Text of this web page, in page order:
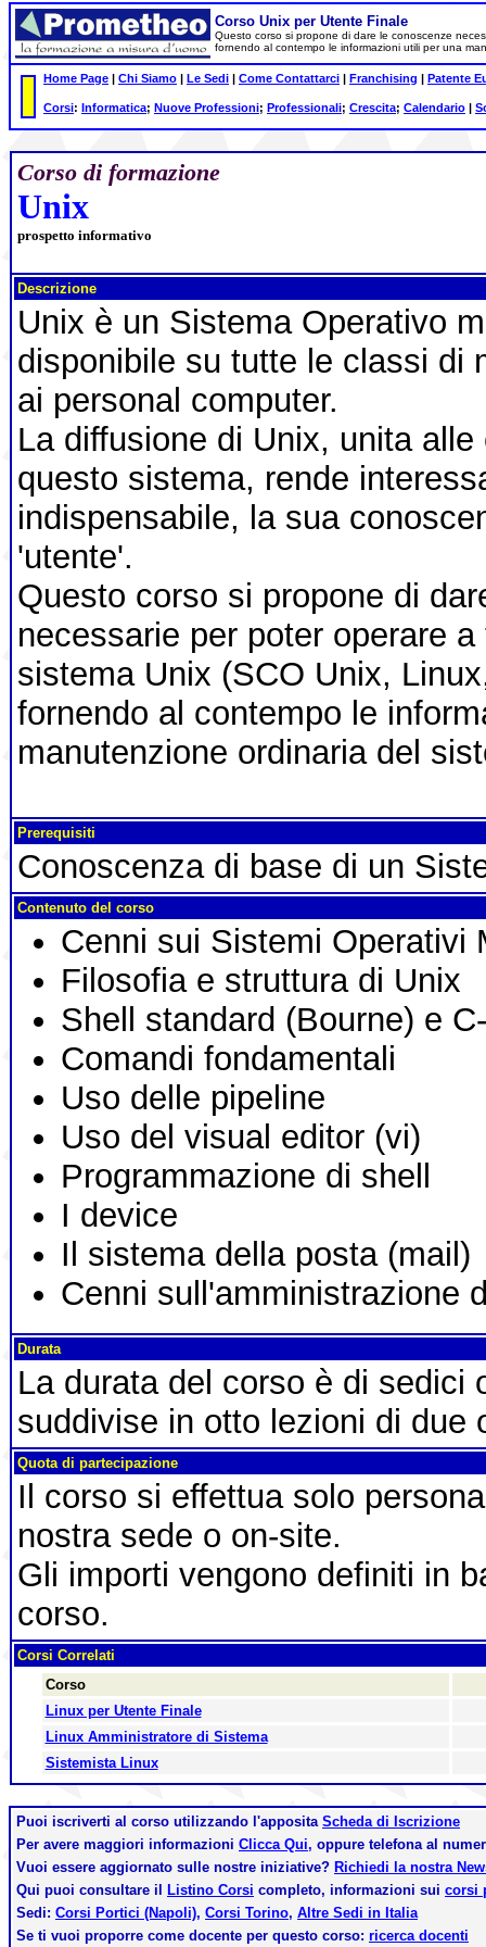
Corso Unix per Utente Finale
Questo corso si propone di dare le conoscenze
fornendo al contempo le informazioni utili per una
Home Page | Chi Siamo | Le Sedi | Come Contattarci | Franchising | Patente
Corsi: Informatica; Nuove Professioni; Professionali; Crescita; Calendario |
Corso di formazione
Unix
prospetto informativo
Descrizione
Unix è un Sistema Operativo
disponibile su tutte le classi di
ai personal computer.
La diffusione di Unix, unita
questo sistema, rende
indispensabile, la sua
'utente'.
Questo corso si propone di
necessarie per poter operare
sistema Unix (SCO Unix,
fornendo al contempo le
manutenzione ordinaria del
Prerequisiti
Conoscenza di base di un
Contenuto del corso
Cenni sui Sistemi Operativi
Filosofia e struttura di Unix
Shell standard (Bourne) e
Comandi fondamentali
Uso delle pipeline
Uso del visual editor (vi)
Programmazione di shell
I device
Il sistema della posta (mail)
Cenni sull'amministrazione
Durata
La durata del corso è di sedici
suddivise in otto lezioni di due
Quota di partecipazione
Il corso si effettua solo
nostra sede o on-site.
Gli importi vengono definiti in
corso.
Corsi Correlati
Corso
Linux per Utente Finale
Linux Amministratore di Sistema
Sistemista Linux
Puoi iscriverti al corso utilizzando l'apposita Scheda di Iscrizione
Per avere maggiori informazioni Clicca Qui, oppure telefona al
Vuoi essere aggiornato sulle nostre iniziative? Richiedi la nostra
Qui puoi consultare il
Listino Corsi completo, informazioni sui corsi
Sedi: Corsi Portici (Napoli), Corsi Torino, Altre Sedi in Italia
Se ti vuoi proporre come docente per questo corso: ricerca docenti